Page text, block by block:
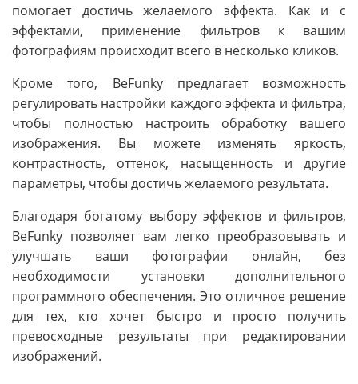
помогает достичь желаемого эффекта. Как и с
эффектами, применение фильтров к вашим
фотографиям происходит всего в несколько кликов.
Кроме того, BeFunky предлагает возможность
регулировать настройки каждого эффекта и фильтра,
чтобы полностью настроить обработку вашего
изображения. Вы можете изменять яркость,
контрастность, оттенок, насыщенность и другие
параметры, чтобы достичь желаемого результата.
Благодаря богатому выбору эффектов и фильтров,
BeFunky позволяет вам легко преобразовывать и
улучшать ваши фотографии онлайн, без
необходимости установки дополнительного
программного обеспечения. Это отличное решение
для тех, кто хочет быстро и просто получить
превосходные результаты при редактировании
изображений.